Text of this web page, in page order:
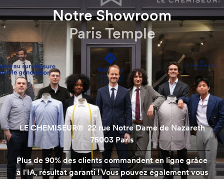
Notre Showroom
Paris Temple
LE CHEMISEUR® 22 rue Notre Dame de Nazareth
75003 Paris
Plus de 90% des clients commandent en ligne grâce
à l'IA, résultat garanti ! Vous pouvez également vous